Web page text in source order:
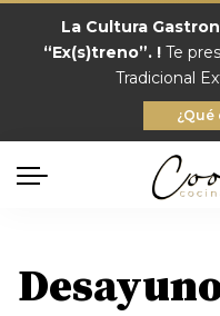
La Cultura
“Ex(s)treno”. ! Te
Tradicional
¿Qué